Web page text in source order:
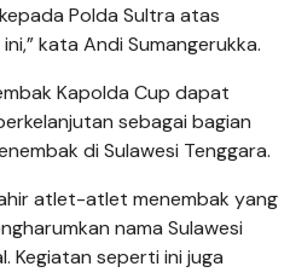
Polda Sultra atas
kata Andi Sumangerukka.
Kapolda Cup dapat
sebagai bagian
di Sulawesi Tenggara.
atlet-atlet menembak yang
nama Sulawesi
Kegiatan seperti ini juga